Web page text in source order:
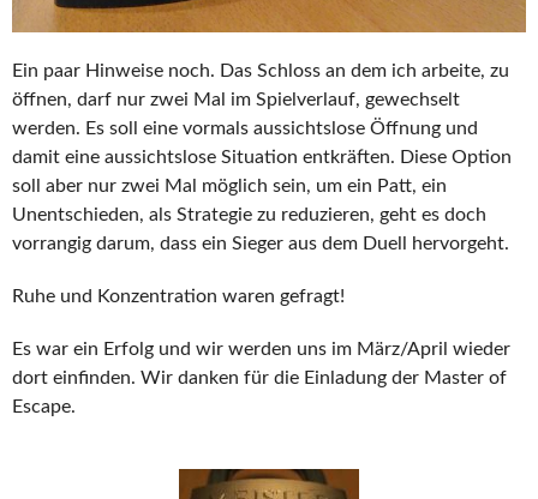
Ein paar Hinweise noch. Das Schloss an dem ich arbeite, zu
öffnen, darf nur zwei Mal im Spielverlauf, gewechselt
werden. Es soll eine vormals aussichtslose Öffnung und
damit eine aussichtslose Situation entkräften. Diese Option
soll aber nur zwei Mal möglich sein, um ein Patt, ein
Unentschieden, als Strategie zu reduzieren, geht es doch
vorrangig darum, dass ein Sieger aus dem Duell hervorgeht.
Ruhe und Konzentration waren gefragt!
Es war ein Erfolg und wir werden uns im März/April wieder
dort einfinden. Wir danken für die Einladung der Master of
Escape.